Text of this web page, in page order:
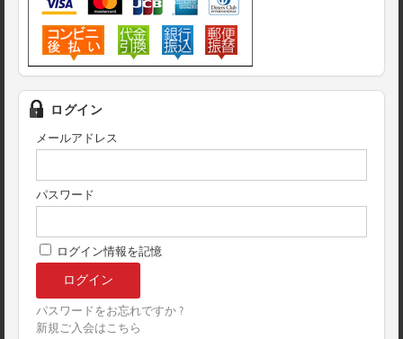
ログイン
メールアドレス
パスワード
ログイン情報を記憶
パスワードをお忘れですか ?
新規ご入会はこちら